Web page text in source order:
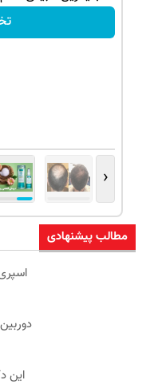
‹
مطالب پیشنهادی
این